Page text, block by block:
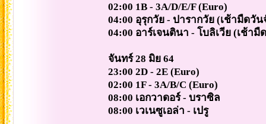
02:00 1B - 3A/D/E/F (Euro)
04:00 อุรุกวัย - ปารากวัย (เช้ามืดวั
04:00 อาร์เจนตินา - โบลิเวีย (เช้า
จันทร์ 28 มิย 64
23:00 2D - 2E (Euro)
02:00 1F - 3A/B/C (Euro)
08:00 เอกวาดอร์ - บราซิล
08:00 เวเนซูเอล่า - เปรู